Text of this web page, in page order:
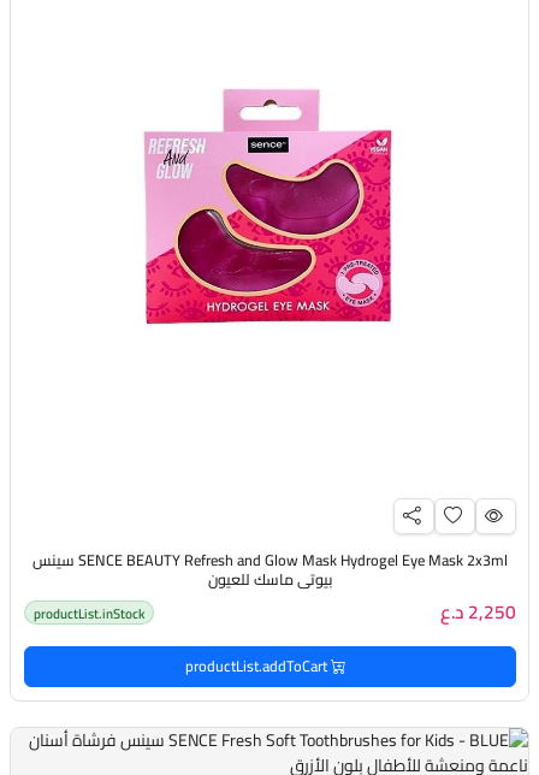
SENCE BEAUTY Refresh and Glow Mask Hydrogel Eye Mask 2x3ml سينس
بيوتي ماسك للعيون
2,250 د.ع productList.inStock
productList.addToCart